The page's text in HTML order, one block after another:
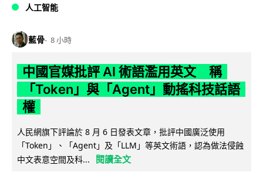
人工智能
藍骨 8 小時
中國官媒批評 AI 術語濫用英文 稱
「Token」與「Agent」動搖科技話語
權
人民網旗下評論於 8 月 6 日發表文章，批評中國廣泛使用
「Token」、「Agent」及「LLM」等英文術語，認為做法侵蝕
中文表意空間及科...
閱讀全文